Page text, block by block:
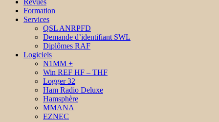
Revues
Formation
Services
QSL ANRPFD
Demande d’identifiant SWL
Diplômes RAF
Logiciels
N1MM +
Win REF HF – THF
Logger 32
Ham Radio Deluxe
Hamsphère
MMANA
EZNEC